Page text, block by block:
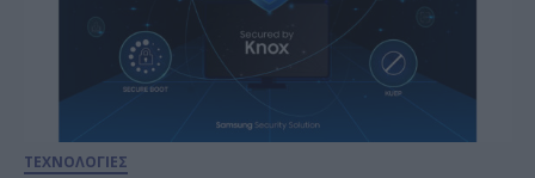
ΤΕΧΝΟΛΟΓΙΕΣ